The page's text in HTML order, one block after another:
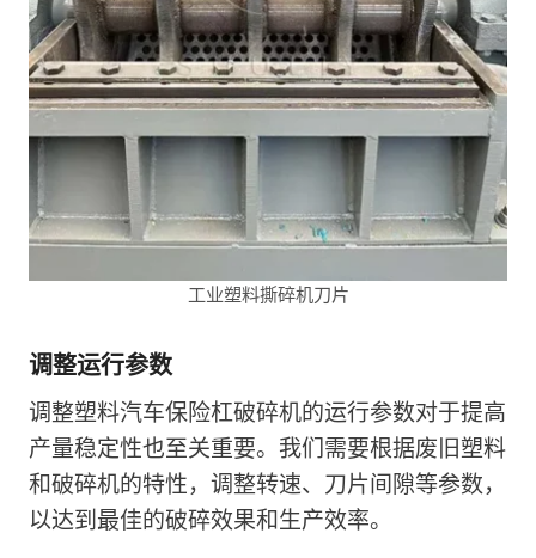
工业塑料撕碎机刀片
调整运行参数
调整塑料汽车保险杠破碎机的运行参数对于提高
产量稳定性也至关重要。我们需要根据废旧塑料
和破碎机的特性，调整转速、刀片间隙等参数，
以达到最佳的破碎效果和生产效率。